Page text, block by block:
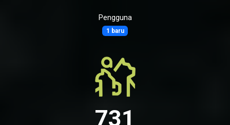
Pengguna
1 baru
731